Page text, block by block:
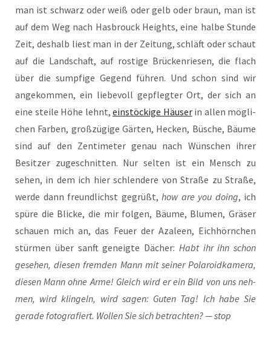
man ist schwarz oder weiß oder gelb oder braun, man ist
auf dem Weg nach Has­b­rouck Heights, eine hal­be Stun­de
Zeit, des­halb liest man in der Zei­tung, schläft oder schaut
auf die Land­schaft, auf ros­ti­ge Brü­cken­rie­sen, die flach
über die sump­fi­ge Gegend füh­ren. Und schon sind wir
ange­kom­men, ein lie­be­voll gepfleg­ter Ort, der sich an
eine stei­le Höhe lehnt, ein­stö­cki­ge Häu­serin allen mög­li­
chen Far­ben, groß­zü­gi­ge Gär­ten, Hecken, Büsche, Bäu­me
sind auf den Zen­ti­me­ter genau nach Wün­schen ihrer
Besit­zer zuge­schnit­ten. Nur sel­ten ist ein Mensch zu
sehen, in dem ich hier schlen­de­re von Stra­ße zu Stra­ße,
wer­de dann freund­lichst gegrüßt, how are you doing, ich
spü­re die Bli­cke, die mir fol­gen, Bäu­me, Blu­men, Grä­ser
schau­en mich an, das Feu­er der Aza­leen, Eich­hörn­chen
stür­men über sanft geneig­te Dächer: Habt ihr ihn schon
gese­hen, die­sen frem­den Mann mit sei­ner Pola­roid­ka­me­ra,
die­sen Mann ohne Arme! Gleich wird er ein Bild von uns neh­
men, wird klin­geln, wird sagen: Guten Tag! Ich habe Sie
gera­de foto­gra­fiert. Wol­len Sie sich betrach­ten? — stop